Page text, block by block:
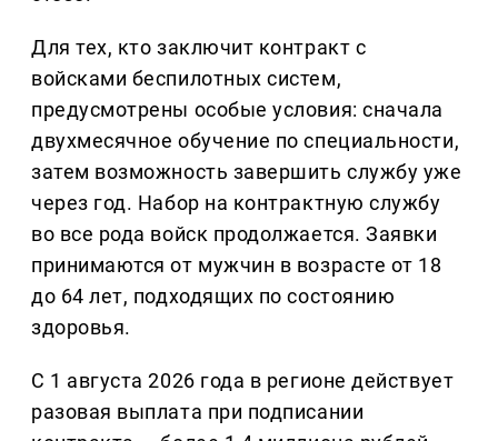
Для тех, кто заключит контракт с
войсками беспилотных систем,
предусмотрены особые условия: сначала
двухмесячное обучение по специальности,
затем возможность завершить службу уже
через год. Набор на контрактную службу
во все рода войск продолжается. Заявки
принимаются от мужчин в возрасте от 18
до 64 лет, подходящих по состоянию
здоровья.
С 1 августа 2026 года в регионе действует
разовая выплата при подписании